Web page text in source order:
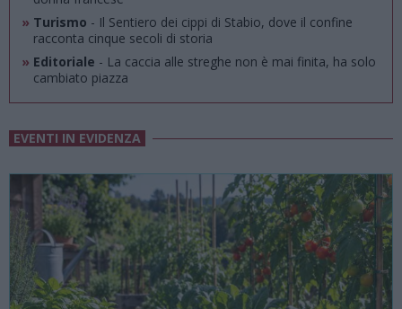
» Turismo - Il Sentiero dei cippi di Stabio, dove il confine
racconta cinque secoli di storia
» Editoriale - La caccia alle streghe non è mai finita, ha solo
cambiato piazza
EVENTI IN EVIDENZA